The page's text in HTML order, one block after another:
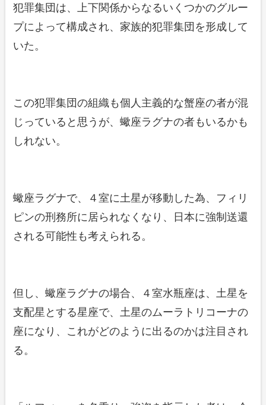
犯罪集団は、上下関係からなるいくつかのグルー
プによって構成され、家族的犯罪集団を形成して
いた。
この犯罪集団の組織も個人主義的な蟹座の者が混
じっていると思うが、蠍座ラグナの者もいるかも
しれない。
蠍座ラグナで、４室に土星が移動した為、フィリ
ピンの刑務所に居られなくなり、日本に強制送還
される可能性も考えられる。
但し、蠍座ラグナの場合、４室水瓶座は、土星を
支配星とする星座で、土星のムーラトリコーナの
座になり、これがどのように出るのかは注目され
る。